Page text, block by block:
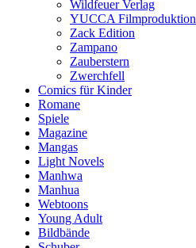
Wildfeuer Verlag
YUCCA Filmproduktion
Zack Edition
Zampano
Zauberstern
Zwerchfell
Comics für Kinder
Romane
Spiele
Magazine
Mangas
Light Novels
Manhwa
Manhua
Webtoons
Young Adult
Bildbände